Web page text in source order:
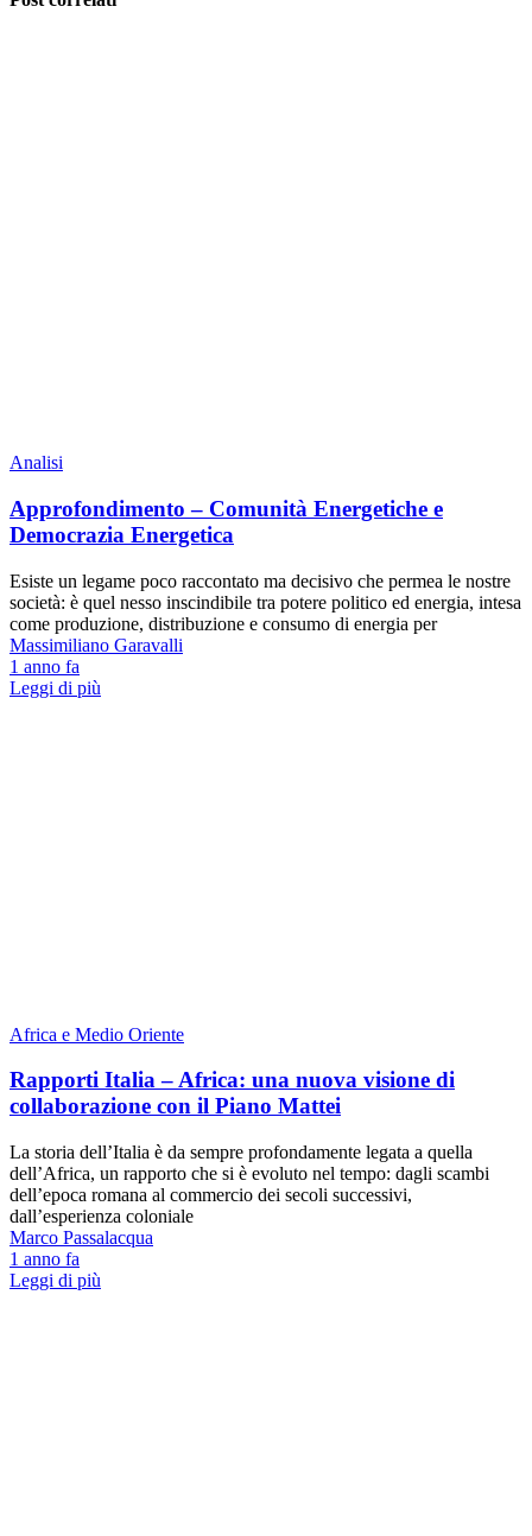
Analisi
Approfondimento – Comunità Energetiche e
Democrazia Energetica
Esiste un legame poco raccontato ma decisivo che permea le nostre
società: è quel nesso inscindibile tra potere politico ed energia, intesa
come produzione, distribuzione e consumo di energia per
Massimiliano Garavalli
1 anno fa
Leggi di più
Africa e Medio Oriente
Rapporti Italia – Africa: una nuova visione di
collaborazione con il Piano Mattei
La storia dell’Italia è da sempre profondamente legata a quella
dell’Africa, un rapporto che si è evoluto nel tempo: dagli scambi
dell’epoca romana al commercio dei secoli successivi,
dall’esperienza coloniale
Marco Passalacqua
1 anno fa
Leggi di più